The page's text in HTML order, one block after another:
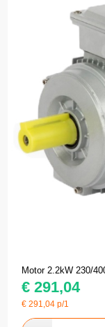
Motor 2.2kW 230/
€ 291,04
€291,04 p/1